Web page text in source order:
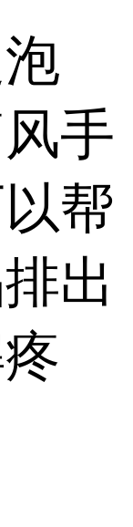
手
帮
出